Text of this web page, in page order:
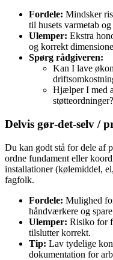
Fordele: Mindsker
til husets varmetab
Ulemper: Ekstra
og korrekt
Spørg rådgiveren:
Kan I lave
Hjælper I med
støtteordninger?
Delvis gør‑det‑selv
Du kan godt stå for dele af
ordne fundament eller
installationer (kølemiddel,
fagfolk.
Fordele: Mulighed
håndværkere og
Ulemper: Risiko for
tilslutter korrekt.
Tip: Lav tydelige
dokumentation for